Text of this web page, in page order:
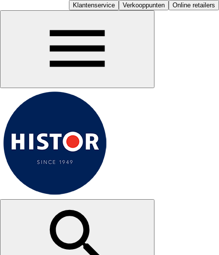
Klantenservice Verkooppunten Online retailers